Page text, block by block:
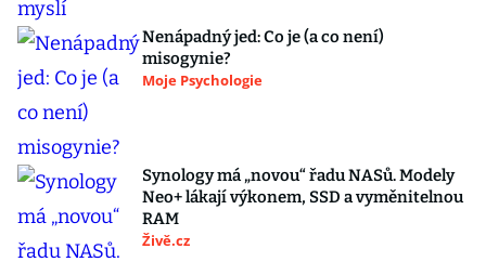
Nenápadný jed: Co je (a co není)
misogynie?
Moje Psychologie
Synology má „novou“ řadu NASů. Modely
Neo+ lákají výkonem, SSD a vyměnitelnou
RAM
Živě.cz